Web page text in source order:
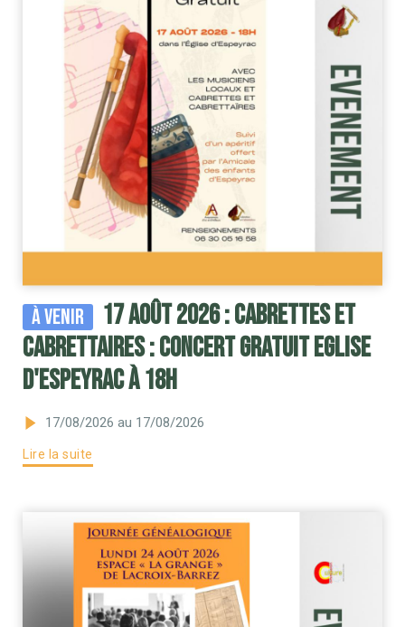
À venir
17 août 2026 : Cabrettes et
Cabrettaires : concert gratuit Eglise
d'Espeyrac à 18h
17/08/2026 au 17/08/2026
Lire la suite